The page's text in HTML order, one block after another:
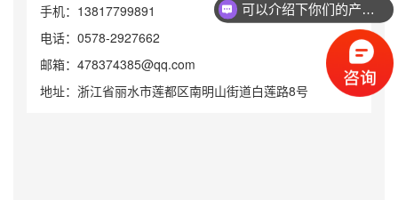
手机：13817799891
电话：0578-2927662
邮箱： 478374385@qq.com
地址：浙江省丽水市莲都区南明山街道白莲路8号
可以介绍下你们的产品么？